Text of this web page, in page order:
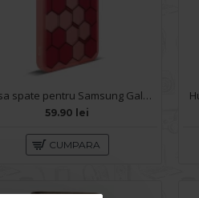
Husa spate pentru Samsung Galaxy A34 5G- Bozo case Rosu
59.90 lei
CUMPARA